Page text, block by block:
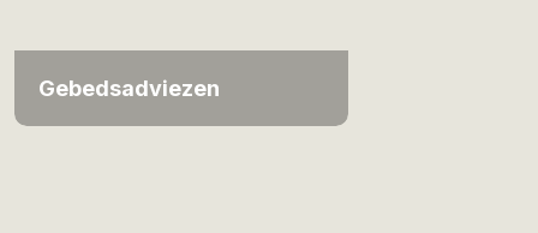
Gebedsadviezen